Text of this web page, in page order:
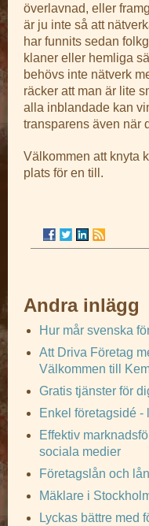
överlavnad, eller
är ju inte så att
har funnits sedan
klaner eller hemliga
behövs inte nätverk
räcker att man är lite
alla inblandade kan
transparens även när
Välkommen att knyta
plats för en till.
Andra inlägg
Hur mår svenska
Att Driva Företag
Välkommen till
Gratis tjänster för
Enkel företagsidé
Effektiv
sociala medier
Företagslån och
Mäklare i
Lyckas bättre med